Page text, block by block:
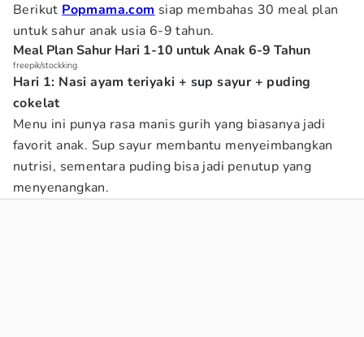
Berikut Popmama.com siap membahas 30 meal plan
untuk sahur anak usia 6-9 tahun.
Meal Plan Sahur Hari 1-10 untuk Anak 6-9 Tahun
freepik/stockking
Hari 1: Nasi ayam teriyaki + sup sayur + puding
cokelat
Menu ini punya rasa manis gurih yang biasanya jadi
favorit anak. Sup sayur membantu menyeimbangkan
nutrisi, sementara puding bisa jadi penutup yang
menyenangkan.